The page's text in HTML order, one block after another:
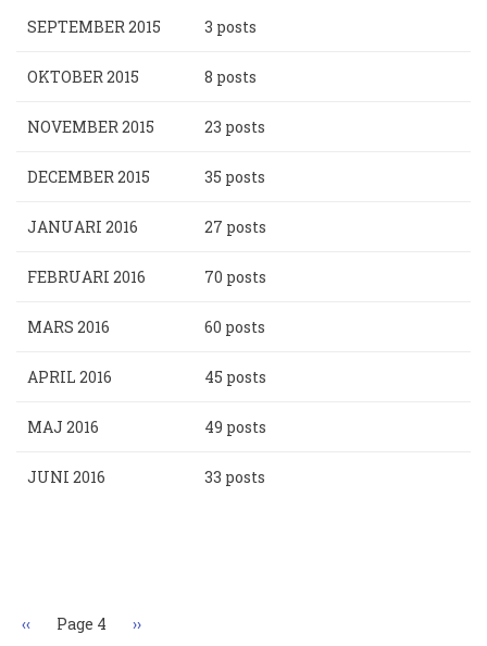
SEPTEMBER 2015 3 posts
OKTOBER 2015 8 posts
NOVEMBER 2015 23 posts
DECEMBER 2015 35 posts
JANUARI 2016 27 posts
FEBRUARI 2016 70 posts
MARS 2016 60 posts
APRIL 2016 45 posts
MAJ 2016 49 posts
JUNI 2016 33 posts
Föregående
‹‹ Page 4 Nästa
››